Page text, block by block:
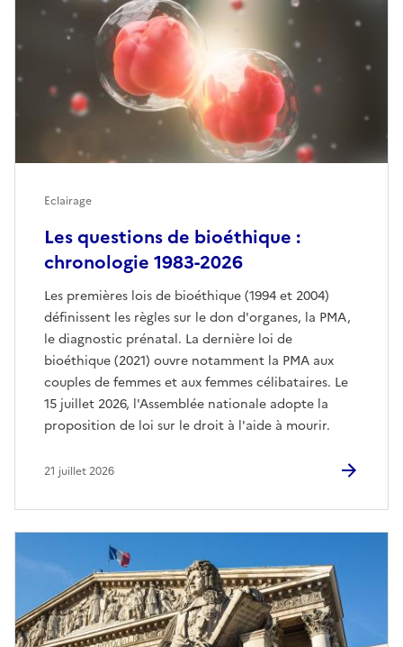
Les questions de bioéthique :
chronologie 1983-2026
Les premières lois de bioéthique (1994 et 2004)
définissent les règles sur le don d'organes, la PMA,
le diagnostic prénatal. La dernière loi de
bioéthique (2021) ouvre notamment la PMA aux
couples de femmes et aux femmes célibataires. Le
15 juillet 2026, l'Assemblée nationale adopte la
proposition de loi sur le droit à l'aide à mourir.
Eclairage
21 juillet 2026